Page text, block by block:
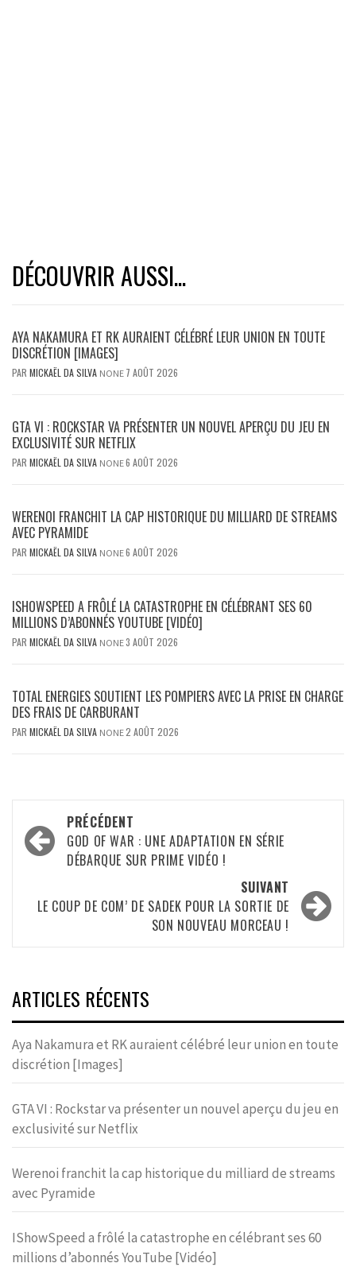
DÉCOUVRIR AUSSI...
AYA NAKAMURA ET RK AURAIENT CÉLÉBRÉ LEUR UNION EN TOUTE
DISCRÉTION [IMAGES]
PAR MICKAËL DA SILVA NONE 7 AOÛT 2026
GTA VI : ROCKSTAR VA PRÉSENTER UN NOUVEL APERÇU DU JEU EN
EXCLUSIVITÉ SUR NETFLIX
PAR MICKAËL DA SILVA NONE6 AOÛT 2026
WERENOI FRANCHIT LA CAP HISTORIQUE DU MILLIARD DE STREAMS
AVEC PYRAMIDE
PAR MICKAËL DA SILVA NONE6 AOÛT 2026
ISHOWSPEED A FRÔLÉ LA CATASTROPHE EN CÉLÉBRANT SES 60
MILLIONS D’ABONNÉS YOUTUBE [VIDÉO]
PAR MICKAËL DA SILVA NONE3 AOÛT 2026
TOTAL ENERGIES SOUTIENT LES POMPIERS AVEC LA PRISE EN CHARGE
DES FRAIS DE CARBURANT
PAR MICKAËL DA SILVA NONE2 AOÛT 2026
Navigation
d’article
PRÉCÉDENT
GOD OF WAR : UNE ADAPTATION EN SÉRIE
DÉBARQUE SUR PRIME VIDÉO !
SUIVANT
LE COUP DE COM’ DE SADEK POUR LA SORTIE DE
SON NOUVEAU MORCEAU !
ARTICLES RÉCENTS
Aya Nakamura et RK auraient célébré leur union en toute
discrétion [Images]
GTA VI : Rockstar va présenter un nouvel aperçu du jeu en
exclusivité sur Netflix
Werenoi franchit la cap historique du milliard de streams
avec Pyramide
IShowSpeed a frôlé la catastrophe en célébrant ses 60
millions d’abonnés YouTube [Vidéo]